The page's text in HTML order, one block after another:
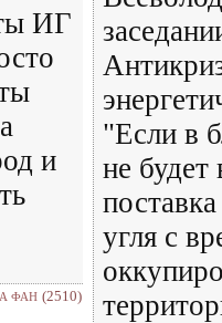
ИГ
и
ФАН (2510)
"Если в
не будет
угля с